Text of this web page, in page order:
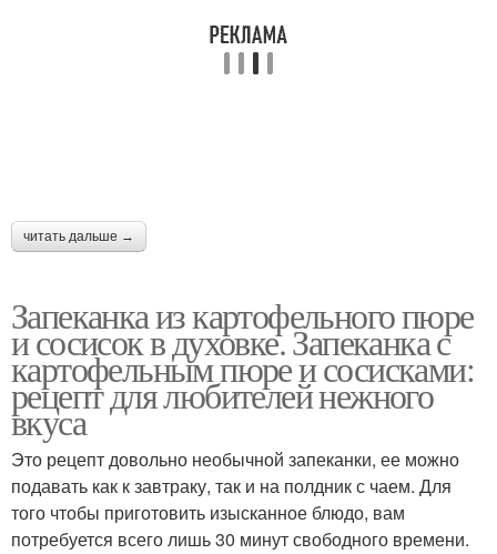
читать дальше →
Запеканка из картофельного пюре
и сосисок в духовке. Запеканка с
картофельным пюре и сосисками:
рецепт для любителей нежного
вкуса
Это рецепт довольно необычной запеканки, ее можно
подавать как к завтраку, так и на полдник с чаем. Для
того чтобы приготовить изысканное блюдо, вам
потребуется всего лишь 30 минут свободного времени.